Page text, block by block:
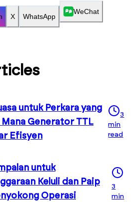
X WhatsApp
WeChat
untuk Perkara yang
Mana Generator TTL
Efisyen
3
min
read
untuk
Keluli dan Paip
Operasi
3
min